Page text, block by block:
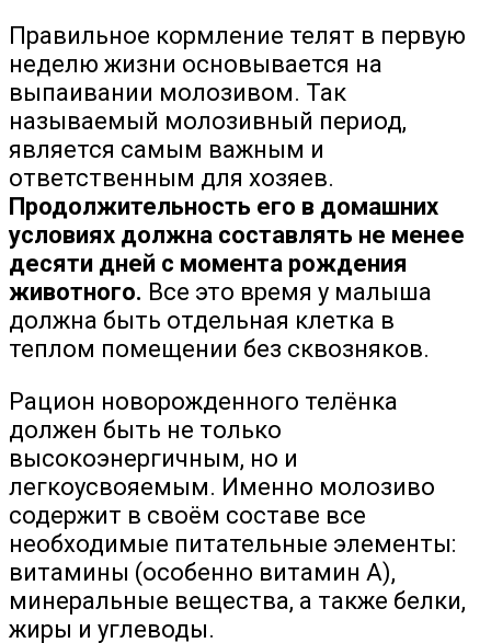
Правильное кормление телят в первую
неделю жизни основывается на
выпаивании молозивом. Так
называемый молозивный период,
является самым важным и
ответственным для хозяев.
Продолжительность его в домашних
условиях должна составлять не менее
десяти дней с момента рождения
животного. Все это время у малыша
должна быть отдельная клетка в
теплом помещении без сквозняков.
Рацион новорожденного телёнка
должен быть не только
высокоэнергичным, но и
легкоусвояемым. Именно молозиво
содержит в своём составе все
необходимые питательные элементы:
витамины (особенно витамин А),
минеральные вещества, а также белки,
жиры и углеводы.